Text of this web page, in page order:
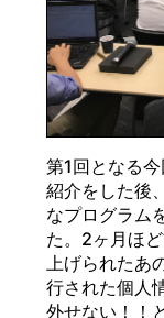
第1回となる
紹介をした後
なプログラム
た。2ヶ月ほ
上げられたあ
行された個人
外せない！！